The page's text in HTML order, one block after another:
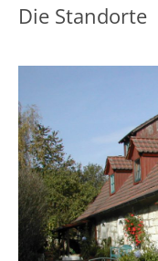
Die Standorte